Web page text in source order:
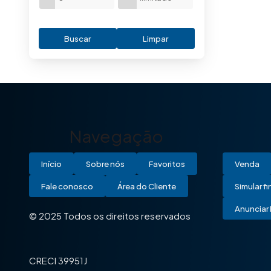
Buscar Limpar
Navegação
Início Sobre nós Favoritos
Fale conosco Área do Cliente
© 2025 Todos os direitos reservados
CRECI 39951J
Venda
Simular
Anunciar